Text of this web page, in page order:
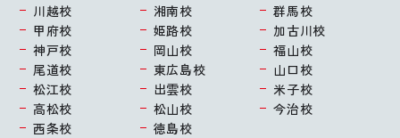
川越校 湘南校
群馬校
甲府校
姫路校
加古川校
神戸校
岡山校
福山校
尾道校
東広島校
山口校
松江校
出雲校
米子校
高松校
松山校
今治校
西条校
徳島校